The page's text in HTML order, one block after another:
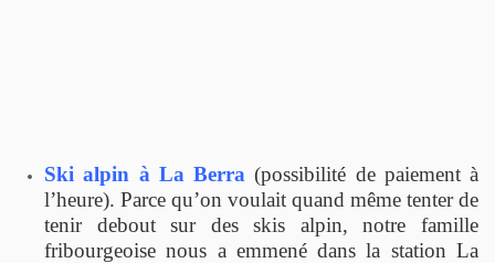
Ski alpin à La Berra (possibilité de paiement à
l’heure). Parce qu’on voulait quand même tenter de
tenir debout sur des skis alpin, notre famille
fribourgeoise nous a emmené dans la station La